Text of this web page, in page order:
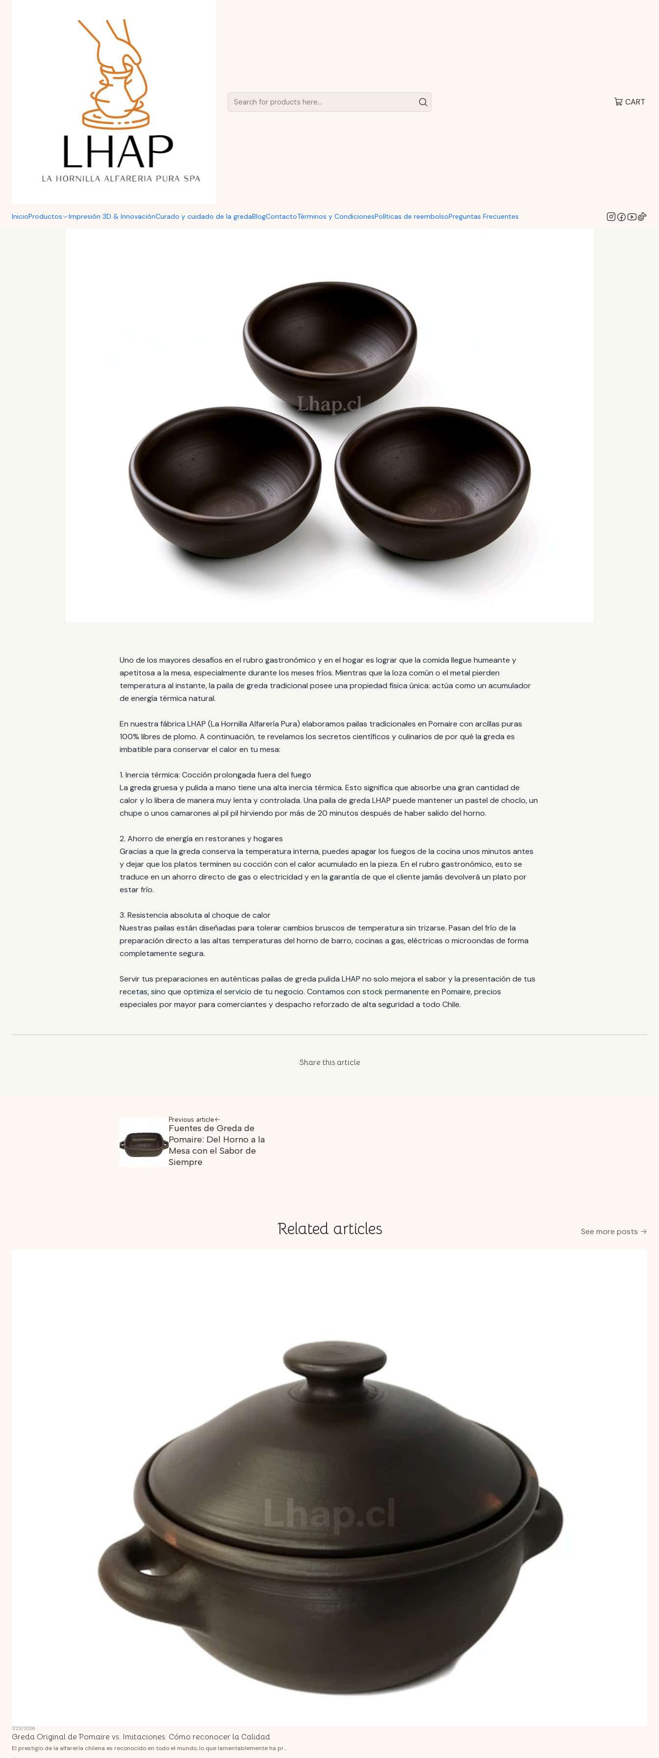
CART
InicioProductos Impresión 3D & InnovaciónCurado y cuidado de la gredaBlogContactoTérminos y CondicionesPolíticas de reembolsoPreguntas Frecuentes
La Paila de Greda: El Secreto de la Retención del Calor en la Cocina
La Paila de Greda: El Secreto de la Retención
del Calor en la Cocina
Uno de los mayores desafíos en el rubro gastronómico y en el hogar es lograr que la comida llegue humeante y
apetitosa a la mesa, especialmente durante los meses fríos. Mientras que la loza común o el metal pierden
temperatura al instante, la paila de greda tradicional posee una propiedad física única: actúa como un acumulador
de energía térmica natural.
En nuestra fábrica LHAP (La Hornilla Alfarería Pura) elaboramos pailas tradicionales en Pomaire con arcillas puras
100% libres de plomo. A continuación, te revelamos los secretos científicos y culinarios de por qué la greda es
imbatible para conservar el calor en tu mesa:
1. Inercia térmica: Cocción prolongada fuera del fuego
La greda gruesa y pulida a mano tiene una alta inercia térmica. Esto significa que absorbe una gran cantidad de
calor y lo libera de manera muy lenta y controlada. Una paila de greda LHAP puede mantener un pastel de choclo, un
chupe o unos camarones al pil pil hirviendo por más de 20 minutos después de haber salido del horno.
2. Ahorro de energía en restoranes y hogares
Gracias a que la greda conserva la temperatura interna, puedes apagar los fuegos de la cocina unos minutos antes
y dejar que los platos terminen su cocción con el calor acumulado en la pieza. En el rubro gastronómico, esto se
traduce en un ahorro directo de gas o electricidad y en la garantía de que el cliente jamás devolverá un plato por
estar frío.
3. Resistencia absoluta al choque de calor
Nuestras pailas están diseñadas para tolerar cambios bruscos de temperatura sin trizarse. Pasan del frío de la
preparación directo a las altas temperaturas del horno de barro, cocinas a gas, eléctricas o microondas de forma
completamente segura.
Servir tus preparaciones en auténticas pailas de greda pulida LHAP no solo mejora el sabor y la presentación de tus
recetas, sino que optimiza el servicio de tu negocio. Contamos con stock permanente en Pomaire, precios
especiales por mayor para comerciantes y despacho reforzado de alta seguridad a todo Chile.
Share this article
Previous article
Fuentes de Greda de
Pomaire: Del Horno a la
Mesa con el Sabor de
Siempre
Related articles See more posts
7/23/2026
Greda Original de Pomaire vs. Imitaciones: Cómo reconocer la Calidad
El prestigio de la alfarería chilena es reconocido en todo el mundo, lo que lamentablemente ha pr...